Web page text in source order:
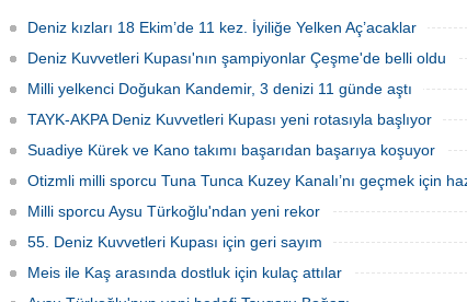
sulara yelken açıyor.
kategorisinde 68 metre dalış yaparak
şampiyon oldu.
Deniz kızları 18 Ekim’de 11 kez. İyiliğe Yelken Aç’acaklar
Deniz Kuvvetleri Kupası'nın şampiyonlar Çeşme'de belli oldu
Milli yelkenci Doğukan Kandemir, 3 denizi 11 günde aştı
TAYK-AKPA Deniz Kuvvetleri Kupası yeni rotasıyla başlıyor
Suadiye Kürek ve Kano takımı başarıdan başarıya koşuyor
Otizmli milli sporcu Tuna Tunca Kuzey Kanalı’nı geçmek için
Milli sporcu Aysu Türkoğlu'ndan yeni rekor
55. Deniz Kuvvetleri Kupası için geri sayım
Meis ile Kaş arasında dostluk için kulaç attılar